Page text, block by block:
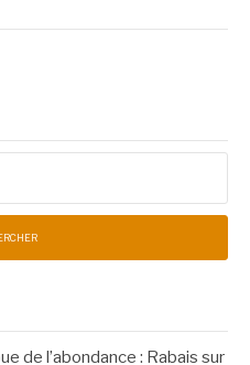
de l’abondance : Rabais sur